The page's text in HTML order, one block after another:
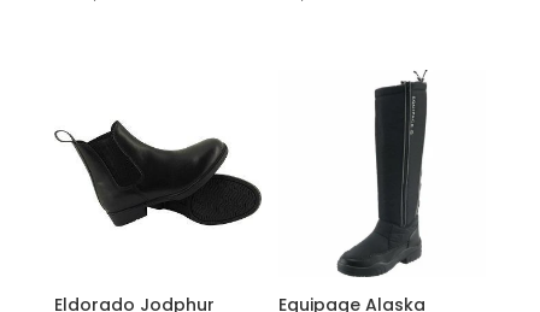
Eldorado Jodphur
Equipage Alaska